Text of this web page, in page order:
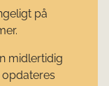
på
midlertidig